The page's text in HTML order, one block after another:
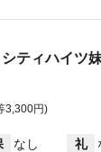
シティハイツ
3,300円)
なし 礼